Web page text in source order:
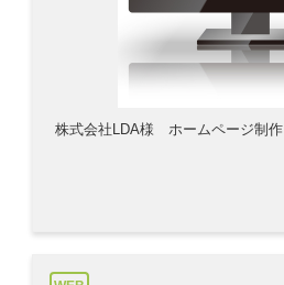
株式会社LDA様 ホームページ制作